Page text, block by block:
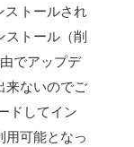
トールされ
ストール（削
でアップデ
来ないのでご
ドしてイン
可能となっ